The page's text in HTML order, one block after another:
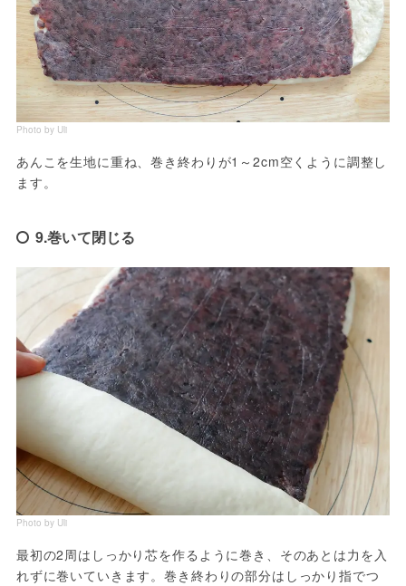
Photo by Uli
あんこを生地に重ね、巻き終わりが1～2cm空くように調整し
ます。
9.巻いて閉じる
Photo by Uli
最初の2周はしっかり芯を作るように巻き、そのあとは力を入
れずに巻いていきます。巻き終わりの部分はしっかり指でつ